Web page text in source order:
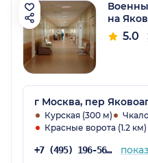
на
5.0
г Москва, пер
Курская (300 м)
Красные ворота (1.2 км)
+7 (495) 196-56-85